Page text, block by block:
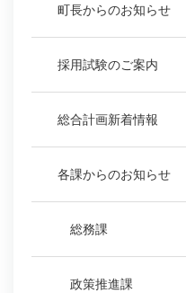
町長からのお知らせ
採用試験のご案内
総合計画新着情報
各課からのお知らせ
総務課
政策推進課